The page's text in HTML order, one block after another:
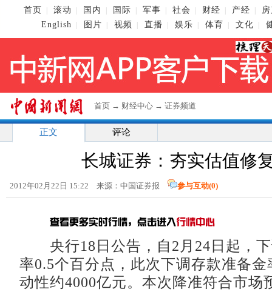
首页 滚动 国内 国际 军事 社会 财经 产经
English
图片 视频 直播 娱乐 体育 文化
首页 → 财经中心 → 证券频道
正文 评论
长城证券：夯实估值修
2012年02月22日 15:22 来源：中国证券报 参与互动(0)
央行18日公告，自2月24日起，下
率0.5个百分点，此次下调存款准备
动性约4000亿元。本次降准符合市场